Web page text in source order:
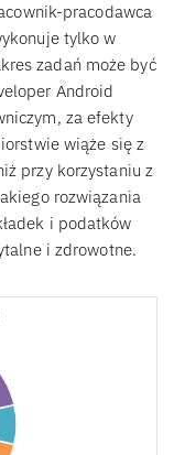
pracodawca
tylko w
zadań może być
Android
za efekty
wiąże się z
przy korzystaniu z
rozwiązania
i podatków
i zdrowotne.